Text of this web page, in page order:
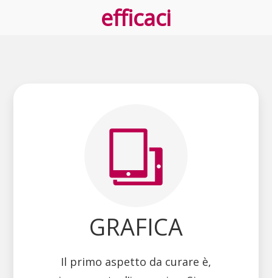
efficaci
GRAFICA
Il primo aspetto da curare è,